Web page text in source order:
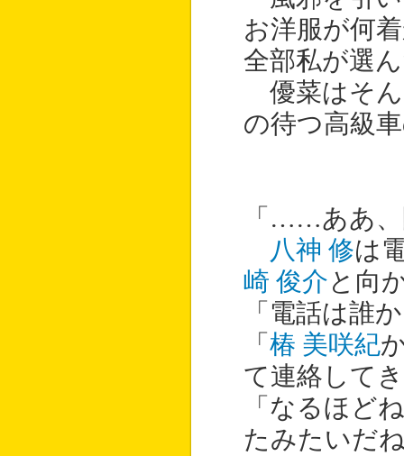
お洋服が何
全部私が選
優菜はそん
の待つ高級
「……ああ
八神 修は
崎 俊介と向
「電話は誰
「 椿 美咲紀
て連絡して
「なるほど
たみたいだ